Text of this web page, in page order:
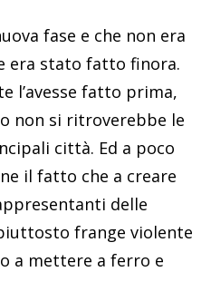
fase e che non era
era stato fatto finora.
l’avesse fatto prima,
non si ritroverebbe le
città. Ed a poco
il fatto che a creare
delle
frange violente
a mettere a ferro e